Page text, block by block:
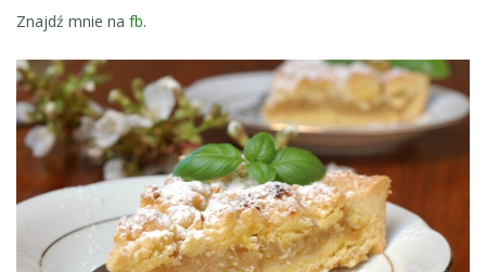
Znajdź mnie na fb.